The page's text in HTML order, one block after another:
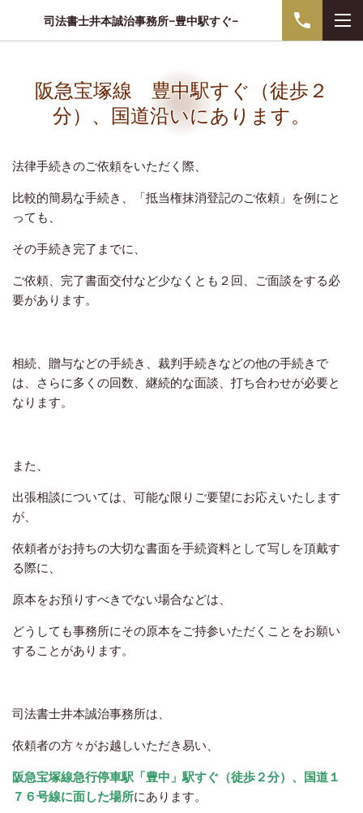
司法書士井本誠治事務所−豊中駅すぐ−
阪急宝塚線 豊中駅すぐ（徒歩２
分）、国道沿いにあります。
法律手続きのご依頼をいただく際、
比較的簡易な手続き、「抵当権抹消登記のご依頼」を例にと
っても、
その手続き完了までに、
ご依頼、完了書面交付など少なくとも２回、ご面談をする必
要があります。
相続、贈与などの手続き、裁判手続きなどの他の手続きで
は、さらに多くの回数、継続的な面談、打ち合わせが必要と
なります。
また、
出張相談については、可能な限りご要望にお応えいたします
が、
依頼者がお持ちの大切な書面を手続資料として写しを頂戴す
る際に、
原本をお預りすべきでない場合などは、
どうしても事務所にその原本をご持参いただくことをお願い
することがあります。
司法書士井本誠治事務所は、
依頼者の方々がお越しいただき易い、
阪急宝塚線急行停車駅「豊中」駅すぐ（徒歩２分）、国道１
７６号線に面した場所にあります。